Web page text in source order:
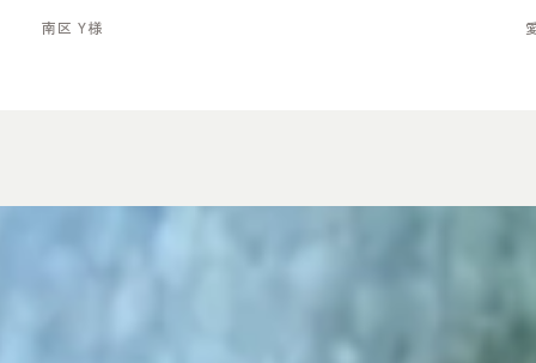
南区 Y様